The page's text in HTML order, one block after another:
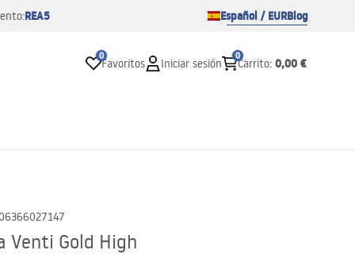
REA5 Español / EURBlog
0
Favoritos Iniciar sesión
0
Carrito: 0,00 €
Venti Gold High